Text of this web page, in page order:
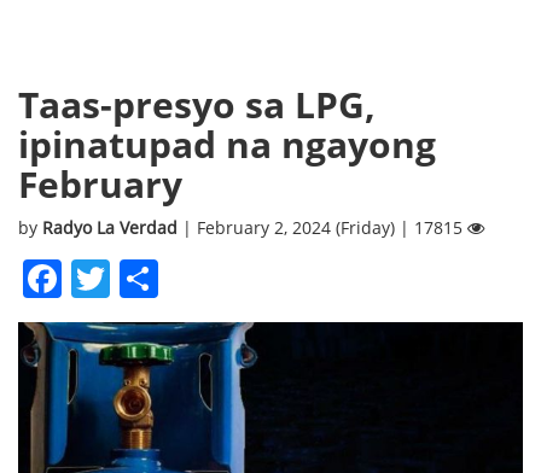
Taas-presyo sa LPG,
ipinatupad na ngayong
February
by Radyo La Verdad | February 2, 2024 (Friday) | 17815
Facebook
Twitter